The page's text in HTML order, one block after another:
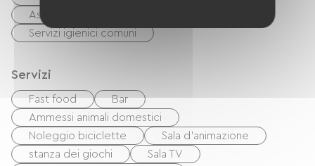
Asciugatrice in comune
Servizi igienici comuni
Servizi
Fast food
Bar
Ammessi animali domestici
Noleggio biciclette
Sala d'animazione
stanza dei giochi
Sala TV